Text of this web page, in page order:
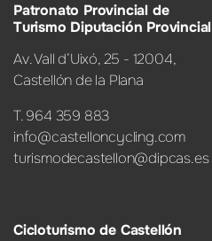
Patronato Provincial de
Turismo Diputación Provincial
Av. Vall d’Uixó, 25 - 12004,
Castellón de la Plana
T. 964 359 883
info@castelloncycling.com
turismodecastellon@dipcas.es
Cicloturismo de Castellón